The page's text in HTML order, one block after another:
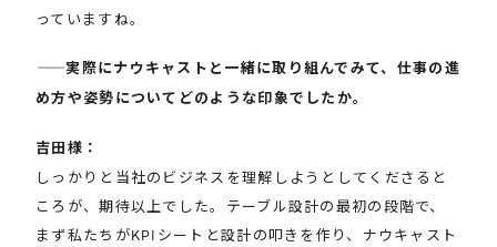
っていますね。
――実際にナウキャストと一緒に取り組んでみて、仕事の進
め方や姿勢についてどのような印象でしたか。
吉田様：
しっかりと当社のビジネスを理解しようとしてくださると
ころが、期待以上でした。テーブル設計の最初の段階で、
まず私たちがKPIシートと設計の叩きを作り、ナウキャスト